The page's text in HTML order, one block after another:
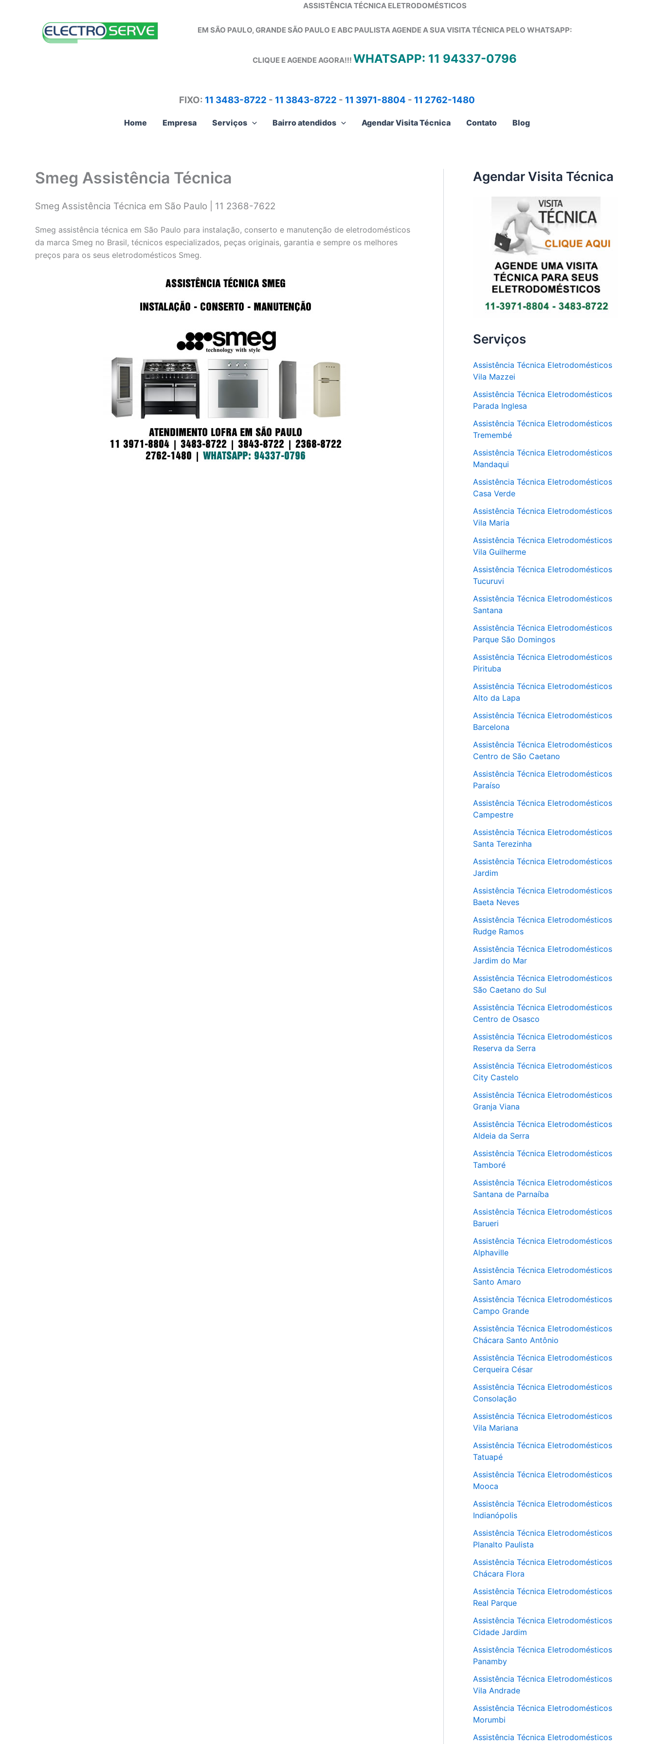
ASSISTÊNCIA TÉCNICA ELETRODOMÉSTICOS
EM SÃO PAULO, GRANDE SÃO PAULO E ABC PAULISTAAGENDE A SUA VISITA TÉCNICA PELO WHATSAPP:
CLIQUE E AGENDE AGORA!!! WHATSAPP: 11 94337-0796
FIXO: 11 3483-8722 - 11 3843-8722 - 11 3971-8804 - 11 2762-1480
Home Empresa Serviços Bairro atendidos Agendar Visita Técnica Contato Blog
Smeg Assistência Técnica
Smeg Assistência Técnica em São Paulo | 11 2368-7622
Smeg assistência técnica em São Paulo para instalação, conserto e manutenção de eletrodomésticos
da marca Smeg no Brasil, técnicos especializados, peças originais, garantia e sempre os melhores
preços para os seus eletrodomésticos Smeg.
Agendar Visita Técnica
Serviços
Assistência Técnica Eletrodomésticos
Vila Mazzei
Assistência Técnica Eletrodomésticos
Parada Inglesa
Assistência Técnica Eletrodomésticos
Tremembé
Assistência Técnica Eletrodomésticos
Mandaqui
Assistência Técnica Eletrodomésticos
Casa Verde
Assistência Técnica Eletrodomésticos
Vila Maria
Assistência Técnica Eletrodomésticos
Vila Guilherme
Assistência Técnica Eletrodomésticos
Tucuruvi
Assistência Técnica Eletrodomésticos
Santana
Assistência Técnica Eletrodomésticos
Parque São Domingos
Assistência Técnica Eletrodomésticos
Pirituba
Assistência Técnica Eletrodomésticos
Alto da Lapa
Assistência Técnica Eletrodomésticos
Barcelona
Assistência Técnica Eletrodomésticos
Centro de São Caetano
Assistência Técnica Eletrodomésticos
Paraíso
Assistência Técnica Eletrodomésticos
Campestre
Assistência Técnica Eletrodomésticos
Santa Terezinha
Assistência Técnica Eletrodomésticos
Jardim
Assistência Técnica Eletrodomésticos
Baeta Neves
Assistência Técnica Eletrodomésticos
Rudge Ramos
Assistência Técnica Eletrodomésticos
Jardim do Mar
Assistência Técnica Eletrodomésticos
São Caetano do Sul
Assistência Técnica Eletrodomésticos
Centro de Osasco
Assistência Técnica Eletrodomésticos
Reserva da Serra
Assistência Técnica Eletrodomésticos
City Castelo
Assistência Técnica Eletrodomésticos
Granja Viana
Assistência Técnica Eletrodomésticos
Aldeia da Serra
Assistência Técnica Eletrodomésticos
Tamboré
Assistência Técnica Eletrodomésticos
Santana de Parnaíba
Assistência Técnica Eletrodomésticos
Barueri
Assistência Técnica Eletrodomésticos
Alphaville
Assistência Técnica Eletrodomésticos
Santo Amaro
Assistência Técnica Eletrodomésticos
Campo Grande
Assistência Técnica Eletrodomésticos
Chácara Santo Antônio
Assistência Técnica Eletrodomésticos
Cerqueira César
Assistência Técnica Eletrodomésticos
Consolação
Assistência Técnica Eletrodomésticos
Vila Mariana
Assistência Técnica Eletrodomésticos
Tatuapé
Assistência Técnica Eletrodomésticos
Mooca
Assistência Técnica Eletrodomésticos
Indianópolis
Assistência Técnica Eletrodomésticos
Planalto Paulista
Assistência Técnica Eletrodomésticos
Chácara Flora
Assistência Técnica Eletrodomésticos
Real Parque
Assistência Técnica Eletrodomésticos
Cidade Jardim
Assistência Técnica Eletrodomésticos
Panamby
Assistência Técnica Eletrodomésticos
Vila Andrade
Assistência Técnica Eletrodomésticos
Morumbi
Assistência Técnica Eletrodomésticos